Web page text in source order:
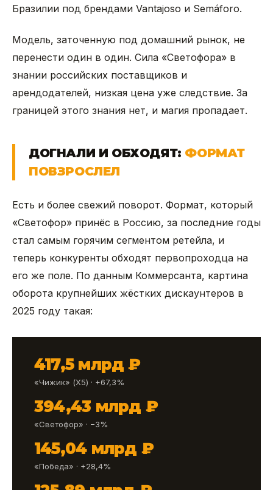
Бразилии под брендами Vantajoso и Semáforo.
Модель, заточенную под домашний рынок, не
перенести один в один. Сила «Светофора» в
знании российских поставщиков и
арендодателей, низкая цена уже следствие. За
границей этого знания нет, и магия пропадает.
ДОГНАЛИ И ОБХОДЯТ: ФОРМАТ
ПОВЗРОСЛЕЛ
Есть и более свежий поворот. Формат, который
«Светофор» принёс в Россию, за последние годы
стал самым горячим сегментом ретейла, и
теперь конкуренты обходят первопроходца на
его же поле. По данным Коммерсанта, картина
оборота крупнейших жёстких дискаунтеров в
2025 году такая:
417,5 млрд ₽
«Чижик» (X5) · +67,3%
394,43 млрд ₽
«Светофор» · −3%
145,04 млрд ₽
«Победа» · +28,4%